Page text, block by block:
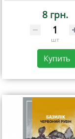
8 грн.
шт
Купить